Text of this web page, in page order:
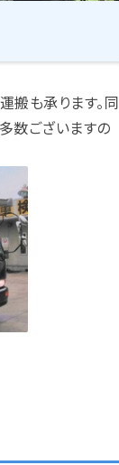
搬も承ります。同
数ございますの